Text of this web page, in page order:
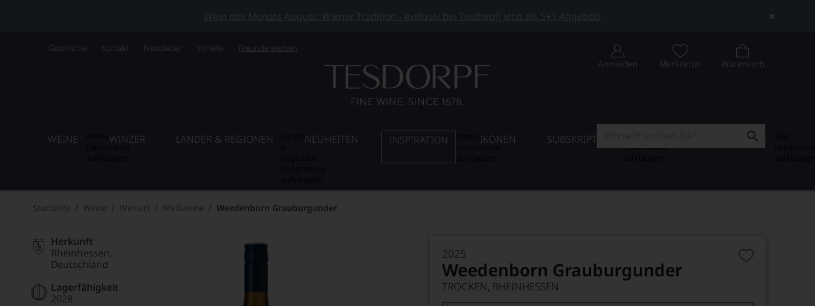
Wein des Monats August: Wiener Tradition - exklusiv bei Tesdorpf! Jetzt als 5+1 Angebot!
Geschichte Kontakt Newsletter Vorteile Freunde werben
Anmelden Merkzettel Warenkorb
WEINE WINZER LÄNDER & REGIONEN
LänderNEUHEITEN INSPIRATION
InspirationIKONEN SUBSKRIPTION
Untermenü
SALE
Startseite Weine Weinart Weißweine Weedenborn Grauburgunder
Herkunft
Rheinhessen
Deutschland
Lagerfähigkeit
2028
2025
Weedenborn Grauburgunder
TROCKEN, RHEINHESSEN